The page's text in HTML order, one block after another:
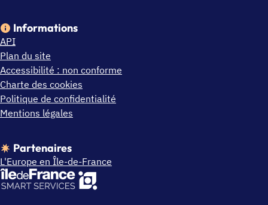
Informations
API
Plan du site
Accessibilité : non conforme
Charte des cookies
Politique de confidentialité
Mentions légales
Partenaires
L'Europe en Île-de-France